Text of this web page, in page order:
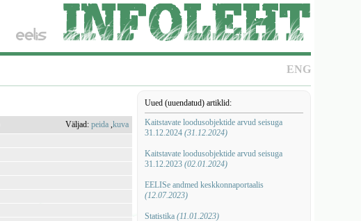
ENG
Uued (uuendatud) artiklid:
Kaitstavate loodusobjektide arvud seisuga
31.12.2024 (31.12.2024)
Kaitstavate loodusobjektide arvud seisuga
31.12.2023 (02.01.2024)
EELISe andmed keskkonnaportaalis
(12.07.2023)
Statistika (11.01.2023)
Väljad:peida ,kuva